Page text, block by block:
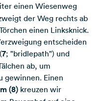
einen Wiesenweg
der Weg rechts ab
einen Linksknick.
entscheiden
7; "bridlepath") und
ab, um
gewinnen. Einen
(8) kreuzen wir